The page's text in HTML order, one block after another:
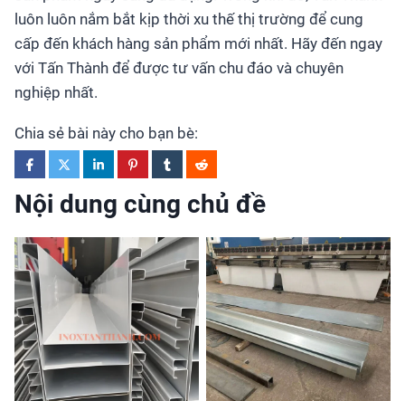
luôn luôn nắm bắt kịp thời xu thế thị trường để cung
cấp đến khách hàng sản phẩm mới nhất. Hãy đến ngay
với Tấn Thành để được tư vấn chu đáo và chuyên
nghiệp nhất.
Chia sẻ bài này cho bạn bè:
Nội dung cùng chủ đề